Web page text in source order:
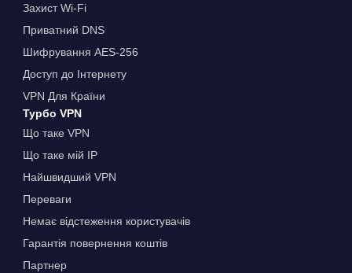
Захист Wi-Fi
Приватний DNS
Шифрування AES-256
Доступ до Інтернету
VPN Для Країни
Турбо VPN
Що таке VPN
Що таке мій IP
Найшвидший VPN
Переваги
Немає відстеження користувачів
Гарантія повернення коштів
Партнер